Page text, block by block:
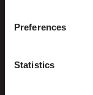
Preferences
Statistics
Sierduiven